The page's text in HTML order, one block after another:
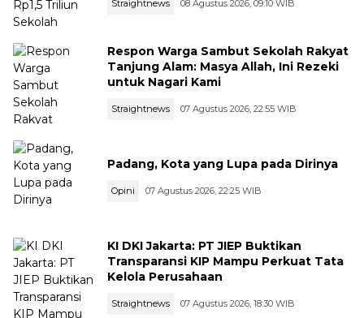
Straightnews 08 Agustus 2026, 09:10 WIB
Respon Warga Sambut Sekolah Rakyat
Tanjung Alam: Masya Allah, Ini Rezeki
untuk Nagari Kami
Straightnews 07 Agustus 2026, 22:55 WIB
Padang, Kota yang Lupa pada Dirinya
Opini 07 Agustus 2026, 22:25 WIB
KI DKI Jakarta: PT JIEP Buktikan
Transparansi KIP Mampu Perkuat Tata
Kelola Perusahaan
Straightnews 07 Agustus 2026, 18:30 WIB